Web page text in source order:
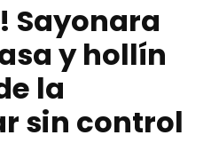
Sayonara
y hollín
la
sin control